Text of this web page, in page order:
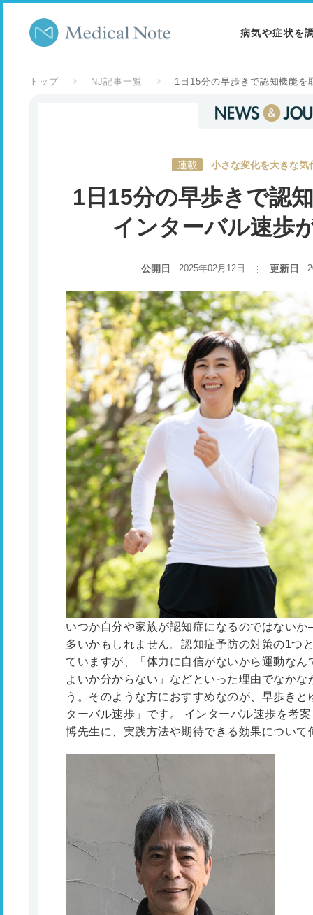
病気や症状を
症状を調べる
トップ NJ記事一覧 1日15分の早歩きで認知機能
連載 小さな変化を大きな気
1日15分の早歩きで認
インターバル速歩
公開日 2025年02月12日 更新日
いつか自分や家族が認知症になるのではない
多いかもしれません。認知症予防の対策の1つ
ていますが、「体力に自信がないから運動な
よいか分からない」などといった理由でなか
う。そのような方におすすめなのが、早歩き
ターバル速歩」です。 インターバル速歩を考
博先生に、実践方法や期待できる効果について